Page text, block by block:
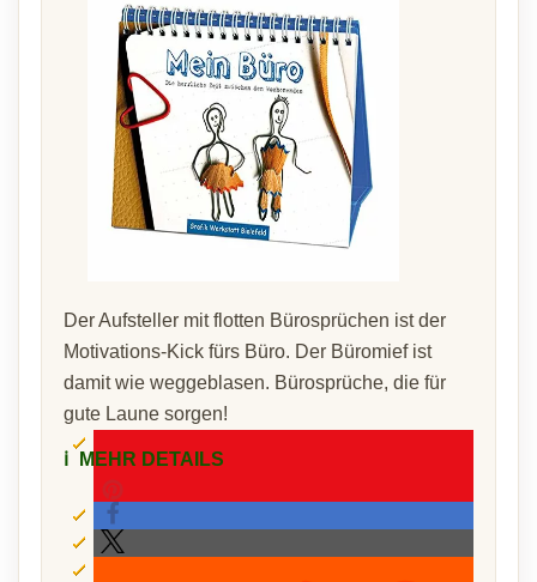
Der Aufsteller mit flotten Bürosprüchen ist der
Motivations-Kick fürs Büro. Der Büromief ist
damit wie weggeblasen. Bürosprüche, die für
gute Laune sorgen!
ℹ️ MEHR DETAILS